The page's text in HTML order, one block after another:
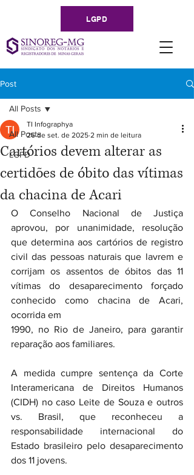
LGPD
Post
All Posts
LGPD
All Posts
Cartórios devem alterar as
certidões de óbito das vítimas
da chacina de Acari
TI Infographya
26 de set. de 2025 2 min de leitura
O Conselho Nacional de Justiça
aprovou, por unanimidade, resolução
que determina aos cartórios de registro
civil das pessoas naturais que lavrem e
corrijam os assentos de óbitos das 11
vítimas do desaparecimento forçado
conhecido como chacina de Acari,
ocorrida em
1990, no Rio de Janeiro, para garantir
reparação aos familiares.
A medida cumpre sentença da Corte
Interamericana de Direitos Humanos
(CIDH) no caso Leite de Souza e outros
vs. Brasil, que reconheceu a
responsabilidade internacional do
Estado brasileiro pelo desaparecimento
dos 11 jovens.